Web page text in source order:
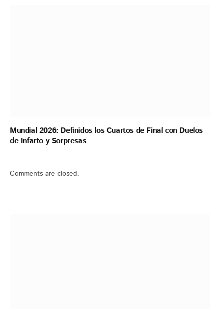
Mundial 2026: Definidos los Cuartos de Final con Duelos
de Infarto y Sorpresas
Comments are closed.